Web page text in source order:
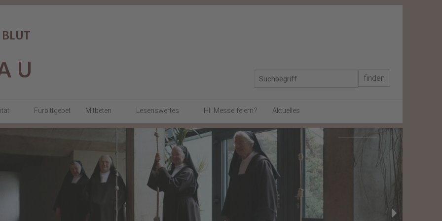
Fürbittgebet Mitbeten
Stundengebet
Stille Tage
Lesenswertes
KARMELimpulse
Hl. Messe feiern? Aktuelles
In memoriam
Schon gewusst?
Gegen Rassismus
Von gestern